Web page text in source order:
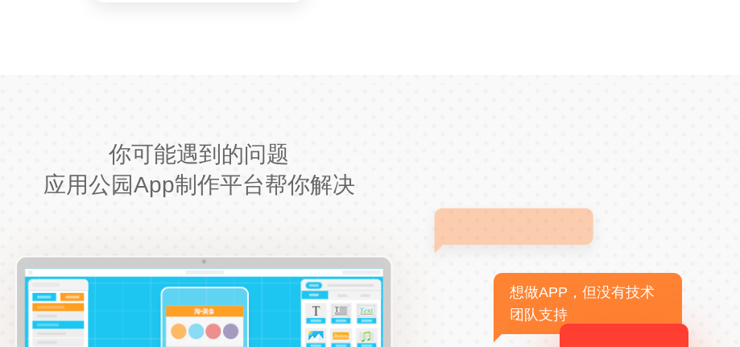
你可能遇到的问题
应用公园App制作平台帮你解决
想做APP，但没有技术
团队支持